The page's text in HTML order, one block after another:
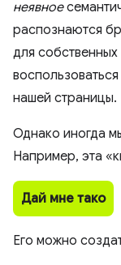
неявное
распознаются
для
нашей страницы.
Однако иногда
Например, эта
Дай мне тако
Его можно